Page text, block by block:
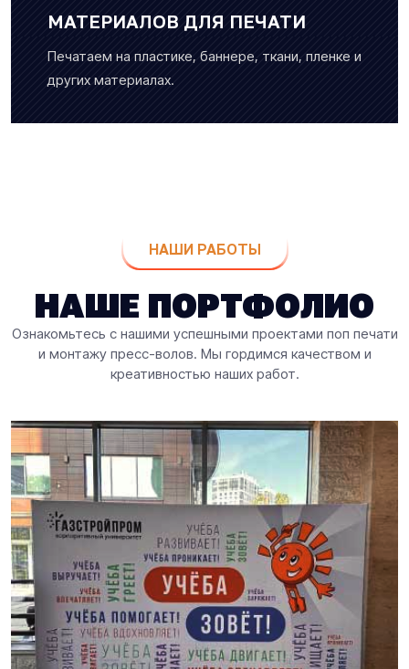
МАТЕРИАЛОВ ДЛЯ ПЕЧАТИ
Печатаем на пластике, баннере, ткани, пленке и
других материалах.
НАШИ РАБОТЫ
НАШЕ ПОРТФОЛИО
Ознакомьтесь с нашими успешными проектами поп печати
и монтажу пресс-волов. Мы гордимся качеством и
креативностью наших работ.